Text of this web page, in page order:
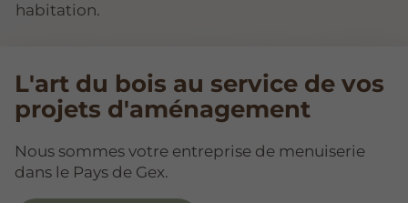
habitation.
L'art du bois au service de vos
projets d'aménagement
Nous sommes votre entreprise de menuiserie
dans le Pays de Gex.